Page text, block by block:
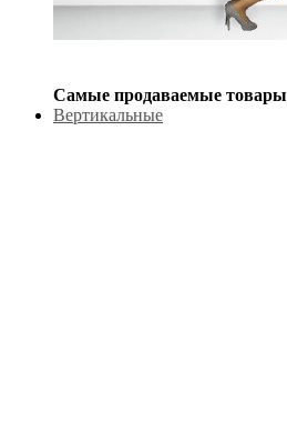
Самые продаваемые товары
Вертикальные